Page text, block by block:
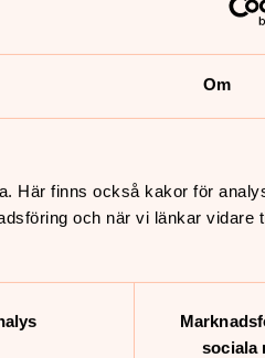
Om
Här finns också kakor för
och när vi länkar vidare
sociala